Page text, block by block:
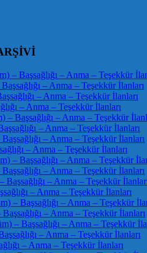
Başsağlığı – Anma – Teşekkür
– Anma – Teşekkür İlanları
– Anma – Teşekkür İlanları
– Anma – Teşekkür İlanları
Başsağlığı – Anma – Teşekkür
– Anma – Teşekkür İlanları
– Anma – Teşekkür İlanları
– Anma – Teşekkür İlanları
Başsağlığı – Anma – Teşekkür
– Anma – Teşekkür İlanları
– Anma – Teşekkür
– Anma – Teşekkür İlanları
– Başsağlığı – Anma – Teşekkür
– Anma – Teşekkür İlanları
– Başsağlığı – Anma – Teşekkür
– Anma – Teşekkür İlanları
– Anma – Teşekkür İlanları